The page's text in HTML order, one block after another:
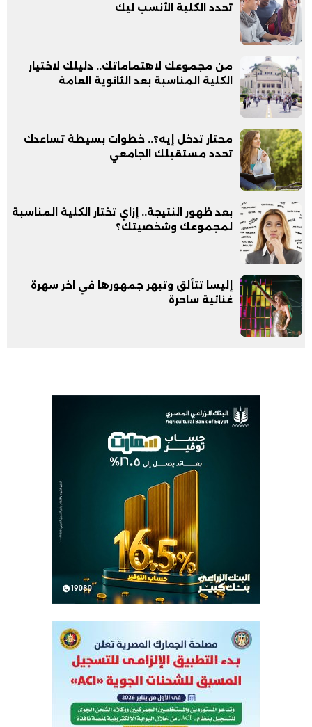
تحدد الكلية الأنسب ليك
من مجموعك لاهتماماتك.. دليلك لاختيار
الكلية المناسبة بعد الثانوية العامة
محتار تدخل إيه؟.. خطوات بسيطة تساعدك
تحدد مستقبلك الجامعي
بعد ظهور النتيجة.. إزاي تختار الكلية المناسبة
لمجموعك وشخصيتك؟
إليسا تتألق وتبهر جمهورها في اخر سهرة
غنائية ساحرة